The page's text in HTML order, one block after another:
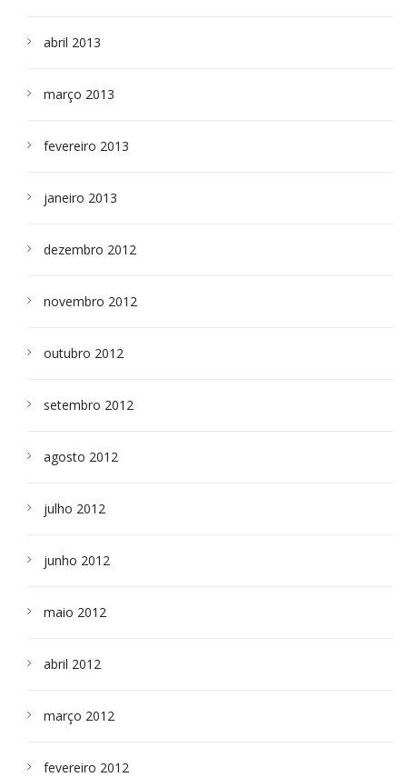
abril 2013
março 2013
fevereiro 2013
janeiro 2013
dezembro 2012
novembro 2012
outubro 2012
setembro 2012
agosto 2012
julho 2012
junho 2012
maio 2012
abril 2012
março 2012
fevereiro 2012